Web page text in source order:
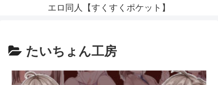
エロ同人【すくすくポケット】
たいちょん工房